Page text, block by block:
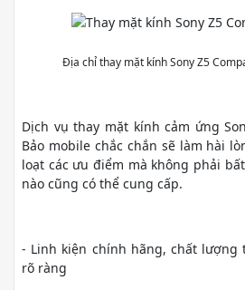
Địa chỉ thay mặt kính Sony Z5
Dịch vụ thay mặt kính cảm ứng
Bảo mobile chắc chắn sẽ làm hài
loạt các ưu điểm mà không phải
nào cũng có thể cung cấp.
- Linh kiện chính hãng, chất lượng
rõ ràng